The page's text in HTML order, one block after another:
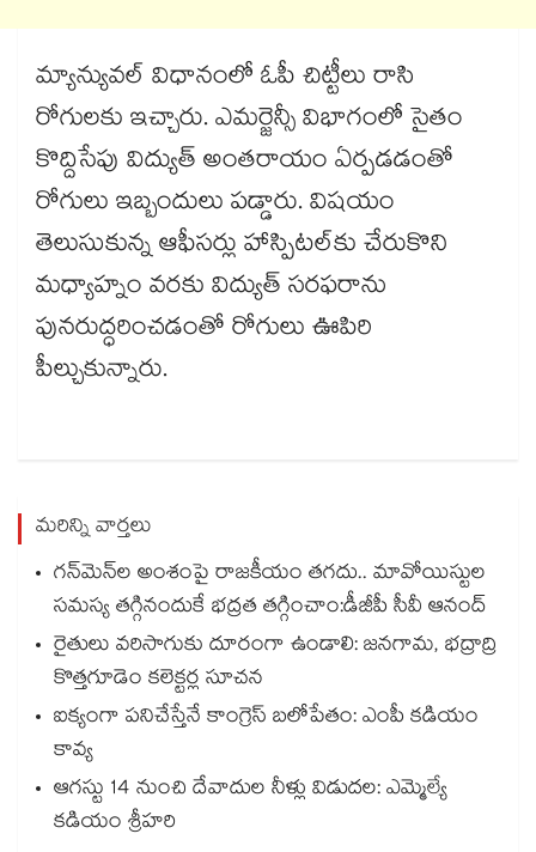
మ్యాన్యువల్‌‌‌‌‌‌‌‌‌‌‌‌‌‌‌‌ విధానంలో ఓపీ చిట్టీలు రాసి
రోగులకు ఇచ్చారు. ఎమర్జెన్సీ విభాగంలో సైతం
కొద్దిసేపు విద్యుత్‌‌‌‌‌‌‌‌‌‌‌‌‌‌‌‌ అంతరాయం ఏర్పడడంతో
రోగులు ఇబ్బందులు పడ్డారు. విషయం
తెలుసుకున్న ఆఫీసర్లు హాస్పిటల్‌‌‌‌‌‌‌‌‌‌‌‌‌‌‌‌కు చేరుకొని
మధ్యాహ్నం వరకు విద్యుత్‌‌‌‌‌‌‌‌‌‌‌‌‌‌‌‌ సరఫరాను
పునరుద్ధరించడంతో రోగులు ఊపిరి
పీల్చుకున్నారు.
మరిన్ని వార్తలు
గన్⁭మెన్⁭ల అంశంపై రాజకీయం తగదు.. మావోయిస్టుల
సమస్య తగ్గినందుకే భద్రత తగ్గించాం:డీజీపీ సీవీ ఆనంద్
రైతులు వరిసాగుకు దూరంగా ఉండాలి: జనగామ, భద్రాద్రి
కొత్తగూడెం కలెక్టర్ల సూచన
ఐక్యంగా పనిచేస్తేనే కాంగ్రెస్ బలోపేతం: ఎంపీ కడియం
కావ్య
ఆగస్టు 14 నుంచి దేవాదుల నీళ్లు విడుదల: ఎమ్మెల్యే
కడియం శ్రీహరి